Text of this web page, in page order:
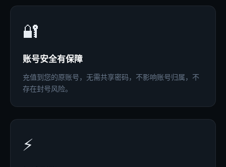
🔐
账号安全有保障
充值到您的原账号，无需共享密码，不影响账号归属，不
存在封号风险。
⚡